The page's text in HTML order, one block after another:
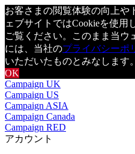
お客さまの閲覧体験の向上や
ェブサイトではCookieを使用
ご覧ください。このまま当ウ
には、当社のプライバシーポ
いただいたものとみなします。
OK
Campaign UK
Campaign US
Campaign ASIA
Campaign Canada
Campaign RED
アカウント